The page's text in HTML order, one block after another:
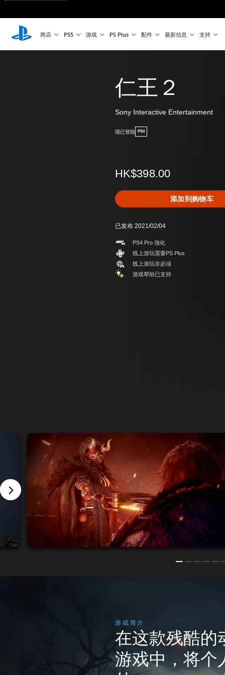
商店 PS5 游戏 PS Plus 配件 最新信息 支持
仁王２
Sony Interactive Entertainment
现已登陆 PS4
HK$398.00
添加到购物车
已发布 2021/02/04
PS4 Pro 強化
线上游玩需要PS Plus
线上游玩非必须
游戏帮助已支持
游戏简介
在这款残酷的
游戏中，将个